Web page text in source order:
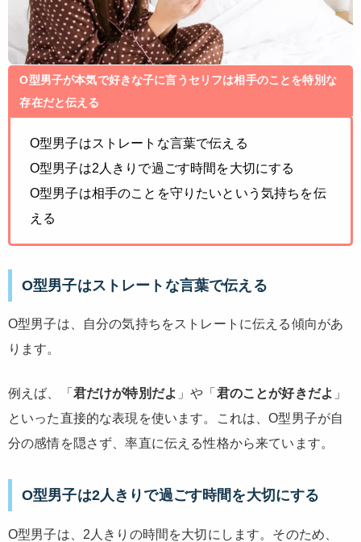
O型男子が本気で好きな子に言うセリフは相手のことを特別な
存在だと伝える
O型男子はストレートな言葉で伝える
O型男子は2人きりで過ごす時間を大切にする
O型男子は相手のことを守りたいという気持ちを伝
える
O型男子はストレートな言葉で伝える
O型男子は、自分の気持ちをストレートに伝える傾向があ
ります。
例えば、「 君だけが特別だよ 」や「 君のことが好きだよ 」
といった直接的な表現を使います。これは、O型男子が自
分の感情を隠さず、率直に伝える性格から来ています。
O型男子は2人きりで過ごす時間を大切にする
O型男子は、2人きりの時間を大切にします。そのため、